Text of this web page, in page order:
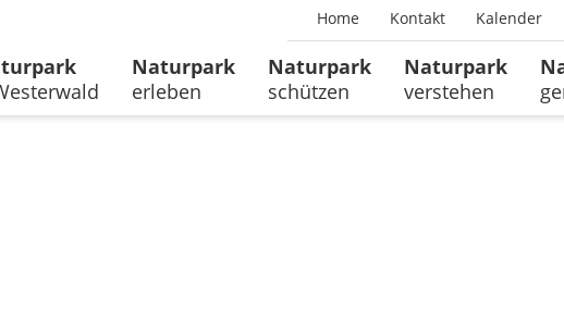
Home Kontakt Kalender
Naturpark
erleben
Naturpark
schützen
Naturpark
verstehen